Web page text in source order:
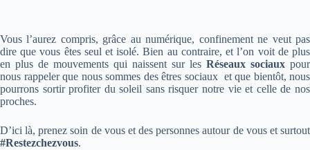
Vous l’aurez compris, grâce au numérique, confinement ne veut pas
dire que vous êtes seul et isolé. Bien au contraire, et l’on voit de plus
en plus de mouvements qui naissent sur les Réseaux sociaux pour
nous rappeler que nous sommes des êtres sociaux et que bientôt, nous
pourrons sortir profiter du soleil sans risquer notre vie et celle de nos
proches.
D’ici là, prenez soin de vous et des personnes autour de vous et surtout
#Restezchezvous.